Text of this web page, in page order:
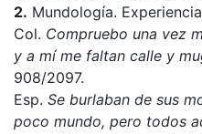
2. Mundología.
Col. Compruebo una vez
y a míme faltan calle y
908/2097.
Esp. Se burlaban de sus
poco mundo, pero todos